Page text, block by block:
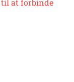
at forbinde